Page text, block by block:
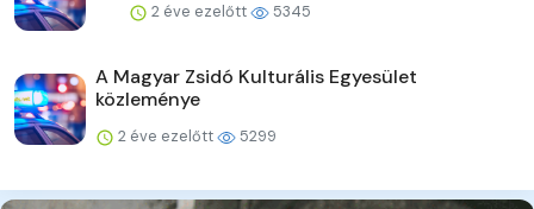
2 éve ezelőtt 5345
A Magyar Zsidó Kulturális Egyesület
közleménye
2 éve ezelőtt 5299